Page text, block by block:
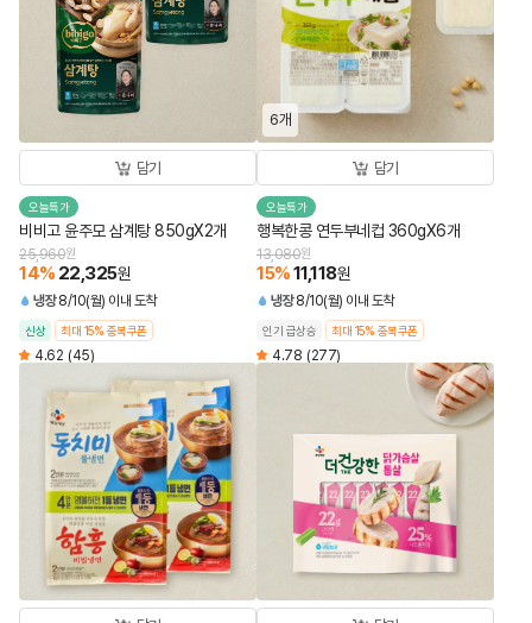
담기
오늘특가
비비고 윤주모 삼계탕 850gX2개
25,960원
14% 22,325원
냉장 8/10(월) 이내 도착
신상 최대 15% 중복쿠폰
4.62 (45)
6개
담기
오늘특가
행복한콩 연두부네컵 360gX6개
13,080원
15%11,118원
냉장 8/10(월) 이내 도착
인기 급상승 최대 15% 중복쿠폰
4.78 (277)